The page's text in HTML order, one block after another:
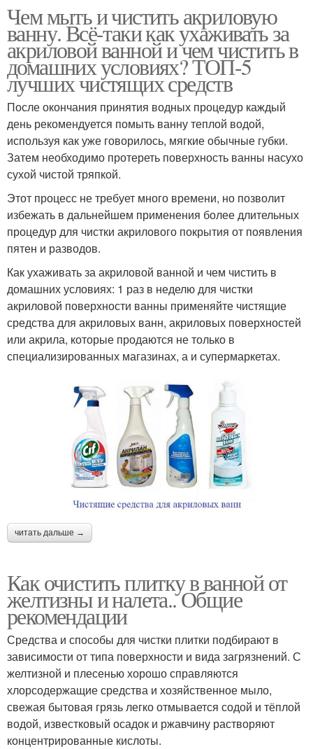
Чем мыть и чистить акриловую
ванну. Всё-таки как ухаживать за
акриловой ванной и чем чистить в
домашних условиях? ТОП-5
лучших чистящих средств
После окончания принятия водных процедур каждый
день рекомендуется помыть ванну теплой водой,
используя как уже говорилось, мягкие обычные губки.
Затем необходимо протереть поверхность ванны насухо
сухой чистой тряпкой.
Этот процесс не требует много времени, но позволит
избежать в дальнейшем применения более длительных
процедур для чистки акрилового покрытия от появления
пятен и разводов.
Как ухаживать за акриловой ванной и чем чистить в
домашних условиях: 1 раз в неделю для чистки
акриловой поверхности ванны применяйте чистящие
средства для акриловых ванн, акриловых поверхностей
или акрила, которые продаются не только в
специализированных магазинах, а и супермаркетах.
читать дальше →
Как очистить плитку в ванной от
желтизны и налета.. Общие
рекомендации
Средства и способы для чистки плитки подбирают в
зависимости от типа поверхности и вида загрязнений. С
желтизной и плесенью хорошо справляются
хлорсодержащие средства и хозяйственное мыло,
свежая бытовая грязь легко отмывается содой и тёплой
водой, известковый осадок и ржавчину растворяют
концентрированные кислоты.